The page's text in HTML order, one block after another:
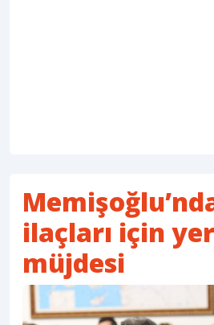
ilaçları için
müjdesi